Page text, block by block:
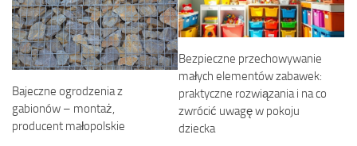
Bajeczne ogrodzenia z
gabionów – montaż,
producent małopolskie
Bezpieczne przechowywanie
małych elementów zabawek:
praktyczne rozwiązania i na co
zwrócić uwagę w pokoju
dziecka